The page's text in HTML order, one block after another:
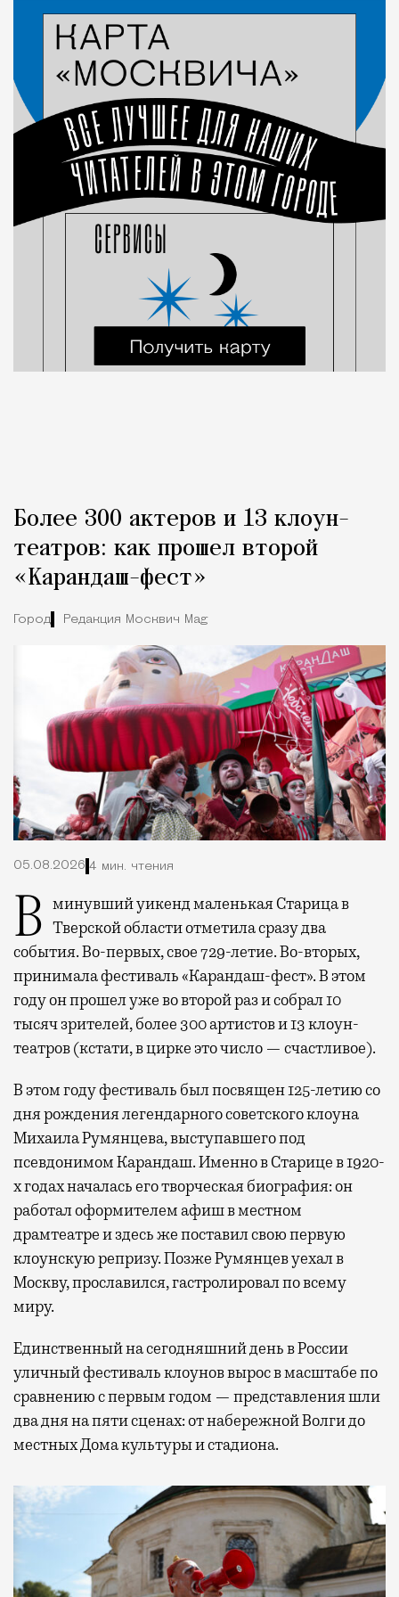
Город
Более 300 актеров и 13 клоун-
театров: как прошел второй
«Карандаш-фест»
Город Редакция Москвич Mag
05.08.2026 4 мин. чтения
В минувший уикенд маленькая Старица в Тверской области отметила сразу два
события. Во-первых, свое 729-летие. Во-вторых,
принимала фестиваль «Карандаш-фест». В этом
году он прошел уже во второй раз и собрал 10
тысяч зрителей, более 300 артистов и 13 клоун-
театров (кстати, в цирке это число — счастливое).
В этом году фестиваль был посвящен 125-летию со
дня рождения легендарного советского клоуна
Михаила Румянцева, выступавшего под
псевдонимом Карандаш. Именно в Старице в 1920-
х годах началась его творческая биография: он
работал оформителем афиш в местном
драмтеатре и здесь же поставил свою первую
клоунскую репризу. Позже Румянцев уехал в
Москву, прославился, гастролировал по всему
миру.
Единственный на сегодняшний день в России
уличный фестиваль клоунов вырос в масштабе по
сравнению с первым годом — представления шли
два дня на пяти сценах: от набережной Волги до
местных Дома культуры и стадиона.